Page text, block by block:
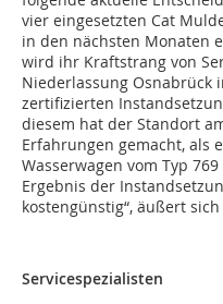
vier eingesetzten Cat
in den nächsten Monaten
wird ihr Kraftstrang von
Niederlassung Osnabrück
zertifizierten
diesem hat der Standort
Erfahrungen gemacht, als
Wasserwagen vom Typ
Ergebnis der
kostengünstig“, äußert
Servicespezialisten